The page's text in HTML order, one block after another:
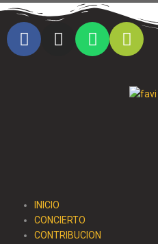
INICIO
CONCIERTO
CONTRIBUCION